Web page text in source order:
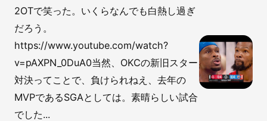
2OTで笑った。いくらなんでも白熱し過ぎ
だろう。
https://www.youtube.com/watch?
v=pAXPN_0DuA0当然、OKCの新旧スター
対決ってことで、負けられねえ、去年の
MVPであるSGAとしては。素晴らしい試合
でした...